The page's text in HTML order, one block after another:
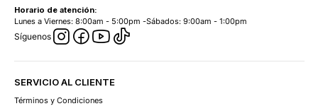
Horario de atención:
Lunes a Viernes: 8:00am - 5:00pm -Sábados: 9:00am - 1:00pm
Síguenos
SERVICIO AL CLIENTE
Términos y Condiciones